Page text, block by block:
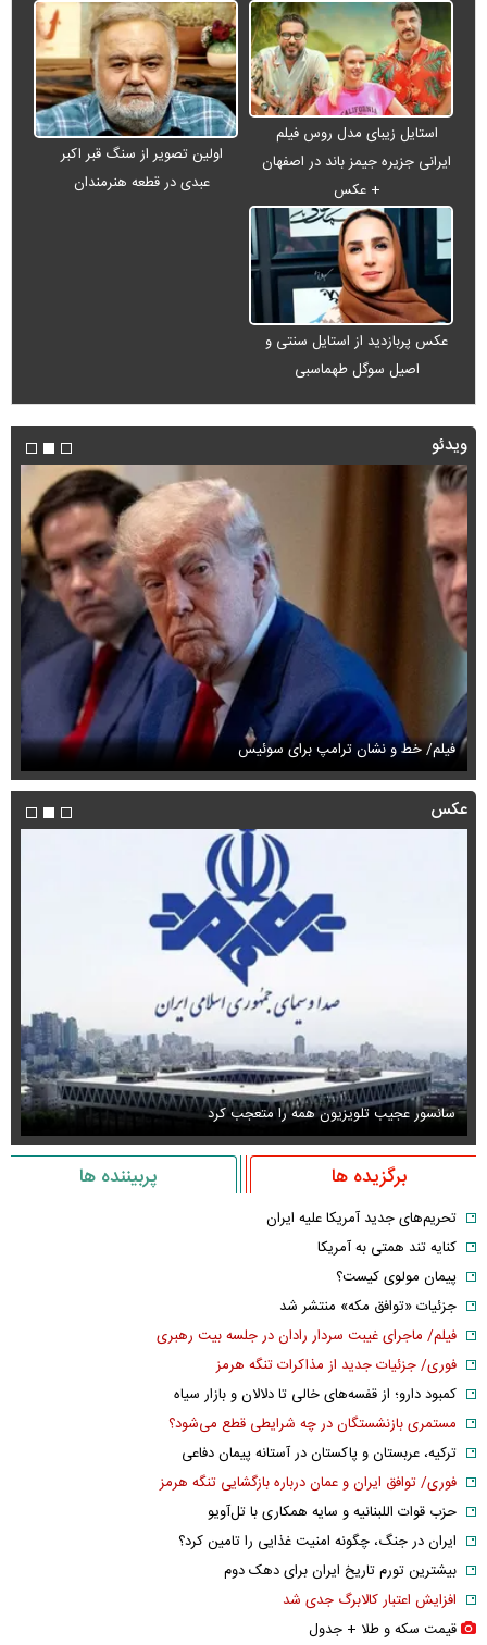
استایل زیبای مدل روس فیلم
ایرانی جزیره جیمز باند در اصفهان
+ عکس
اولین تصویر از سنگ قبر اکبر
عبدی در قطعه هنرمندان
عکس پربازدید از استایل سنتی و
اصیل سوگل طهماسبی
ویدئو
فیلم/ خط و نشان ترامپ برای سوئیس
عکس
سانسور عجیب تلویزیون همه را متعجب کرد
برگزیده ها پربیننده ها
تحریم‌های جدید آمریکا علیه ایران
کنایه تند همتی به آمریکا
پیمان مولوی کیست؟
جزئیات «توافق مکه» منتشر شد
فیلم/ ماجرای غیبت سردار رادان در جلسه بیت رهبری
فوری/ جزئیات جدید از مذاکرات تنگه هرمز
کمبود دارو؛ از قفسه‌های خالی تا دلالان و بازار سیاه
مستمری بازنشستگان در چه شرایطی قطع می‌شود؟
ترکیه، عربستان و پاکستان در آستانه پیمان دفاعی
فوری/ توافق ایران و عمان درباره بازگشایی تنگه هرمز
حزب قوات اللبنانیه و سایه همکاری با تل‌آویو
ایران در جنگ، چگونه امنیت غذایی را تامین کرد؟
بیشترین تورم تاریخ ایران برای دهک دوم
افزایش اعتبار کالابرگ جدی شد
قیمت سکه و طلا + جدول